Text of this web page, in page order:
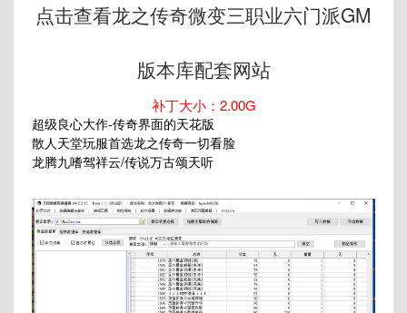
点击查看龙之传奇微变三职业六门派GM
版本库配套网站
补丁大小：2.00G
超级良心大作-传奇界面的天花版
散人天堂玩服首选龙之传奇一切看脸
龙腾九嗜驾祥云/传说万古颂天听